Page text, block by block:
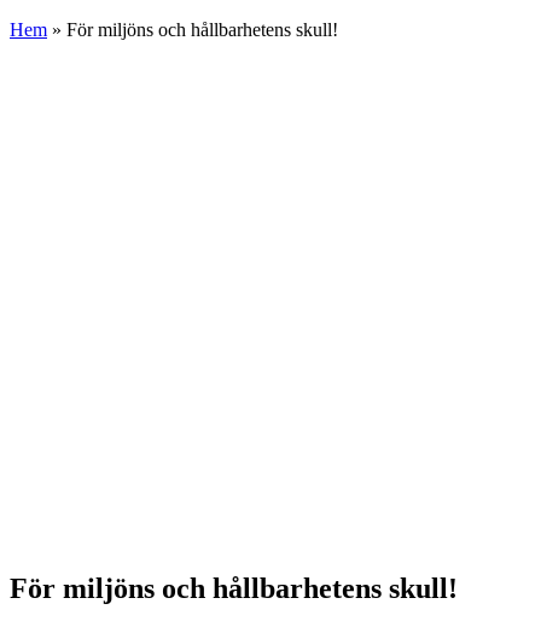
Hem » För miljöns och hållbarhetens skull!
För miljöns och hållbarhetens skull!